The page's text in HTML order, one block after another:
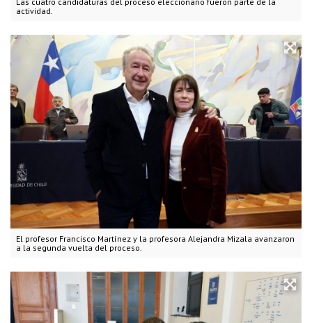
actividad.
El profesor Francisco Martínez y la profesora Alejandra Mizala avanzaron
a la segunda vuelta del proceso.